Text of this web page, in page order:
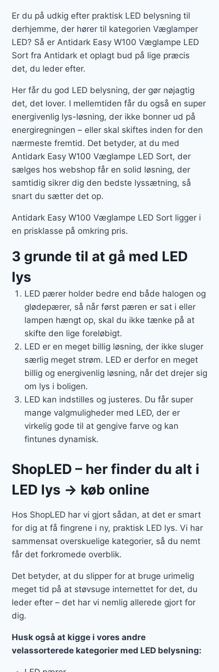
Er du på udkig efter praktisk LED belysning til
derhjemme, der hører til kategorien Væglamper
LED? Så er Antidark Easy W100 Væglampe LED
Sort fra Antidark et oplagt bud på lige præcis
det, du leder efter.
Her får du god LED belysning, der gør nøjagtig
det, det lover. I mellemtiden får du også en super
energivenlig lys-løsning, der ikke bonner ud på
energiregningen – eller skal skiftes inden for den
nærmeste fremtid. Det betyder, at du med
Antidark Easy W100 Væglampe LED Sort, der
sælges hos webshop får en solid løsning, der
samtidig sikrer dig den bedste lyssætning, så
snart du sætter det op.
Antidark Easy W100 Væglampe LED Sort ligger i
en prisklasse på omkring pris.
3 grunde til at gå med LED
lys
LED pærer holder bedre end både halogen og
glødepærer, så når først pæren er sat i eller
lampen hængt op, skal du ikke tænke på at
skifte den lige foreløbigt.
LED er en meget billig løsning, der ikke sluger
særlig meget strøm. LED er derfor en meget
billig og energivenlig løsning, når det drejer sig
om lys i boligen.
LED kan indstilles og justeres. Du får super
mange valgmuligheder med LED, der er
virkelig gode til at gengive farve og kan
fintunes dynamisk.
ShopLED – her finder du alt i
LED lys → køb online
Hos ShopLED har vi gjort sådan, at det er smart
for dig at få fingrene i ny, praktisk LED lys. Vi har
sammensat overskuelige kategorier, så du nemt
får det forkromede overblik.
Det betyder, at du slipper for at bruge urimelig
meget tid på at støvsuge internettet for det, du
leder efter – det har vi nemlig allerede gjort for
dig.
Husk også at kigge i vores andre
velassorterede kategorier med LED belysning: